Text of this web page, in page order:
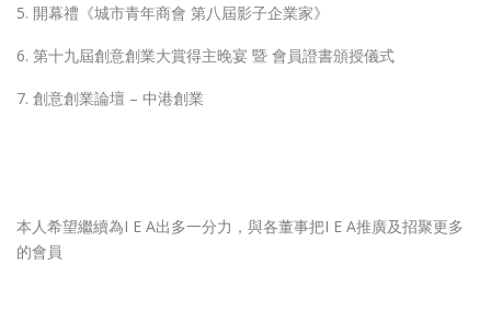
5. 開幕禮《城市青年商會 第八屆影子企業家》
6. 第十九屆創意創業大賞得主晚宴 暨 會員證書頒授儀式
7. 創意創業論壇 – 中港創業
本人希望繼續為I E A出多一分力，與各董事把I E A推廣及招聚更多
的會員